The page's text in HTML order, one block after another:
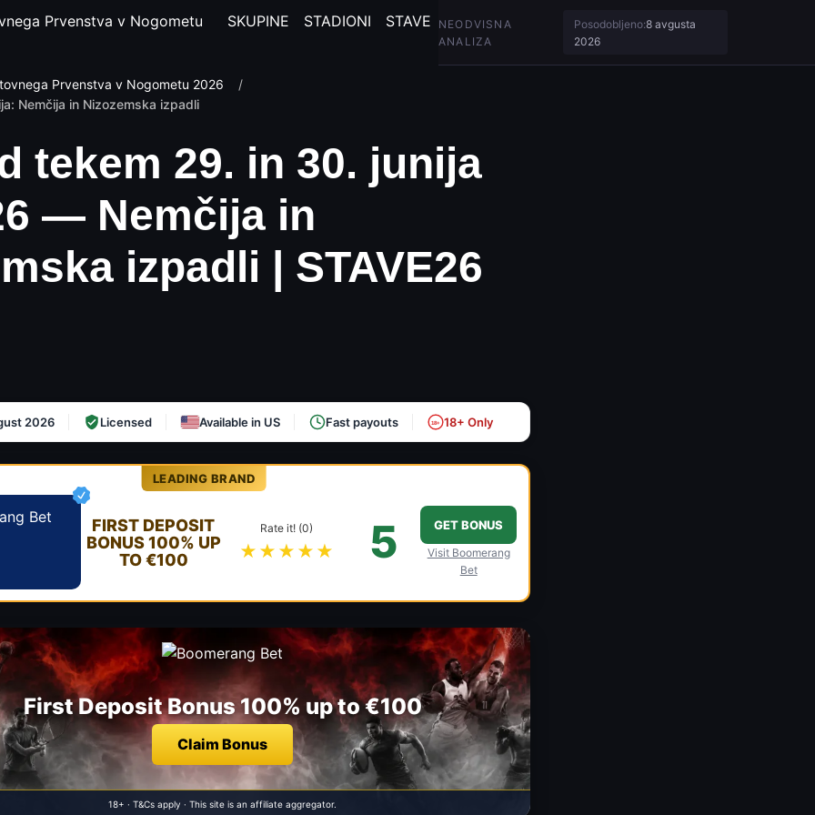
Prvenstva v Nogometu
SKUPINE STADIONI STAVE
NEODVISNA
ANALIZA
Posodobljeno:8 avgusta
2026
Prvenstva v Nogometu 2026
/
Nemčija in Nizozemska izpadli
tekem 29. in 30. junija
— Nemčija in
izpadli | STAVE26
2026 Licensed Available in US Fast payouts 18+ 18+ Only
LEADING BRAND
FIRST DEPOSIT
BONUS 100% UP
TO €100
Rate it! (0)
★★★★★ 5 GET BONUS
Visit Boomerang
Bet
First Deposit Bonus 100% up to €100
Claim Bonus
18+ · T&Cs apply · This site is an affiliate aggregator.